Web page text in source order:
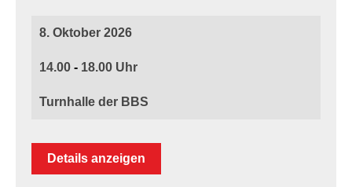
8. Oktober 2026
14.00 - 18.00
Turnhalle der BBS
Details anzeigen